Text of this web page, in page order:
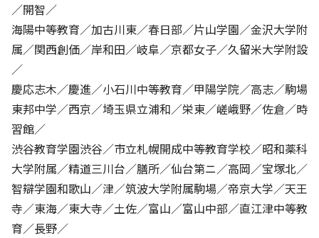
／開智／
海陽中等教育／加古川東／春日部／片山学園／金沢大学附
属／関西創価／岸和田／岐阜／京都女子／久留米大学附設
／
慶応志木／慶進／小石川中等教育／甲陽学院／高志／駒場
東邦中学／西京／埼玉県立浦和／栄東／嵯峨野／佐倉／時
習館／
渋谷教育学園渋谷／市立札幌開成中等教育学校／昭和薬科
大学附属／精道三川台／膳所／仙台第ニ／高岡／宝塚北／
智辯学園和歌山／津／筑波大学附属駒場／帝京大学／天王
寺／東海／東大寺／土佐／富山／富山中部／直江津中等教
育／長野／